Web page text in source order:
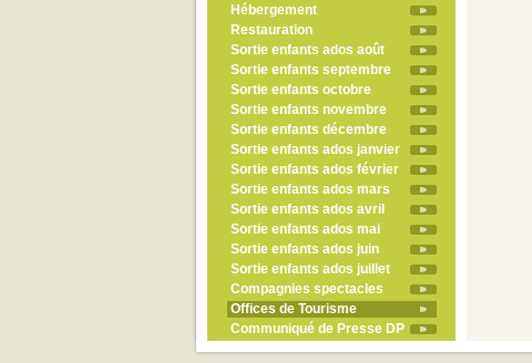
Hébergement
Restauration
Sortie enfants ados août
Sortie enfants septembre
Sortie enfants octobre
Sortie enfants novembre
Sortie enfants décembre
Sortie enfants ados janvier
Sortie enfants ados février
Sortie enfants ados mars
Sortie enfants ados avril
Sortie enfants ados mai
Sortie enfants ados juin
Sortie enfants ados juillet
Compagnies spectacles
Offices de Tourisme
Communiqué de Presse DP